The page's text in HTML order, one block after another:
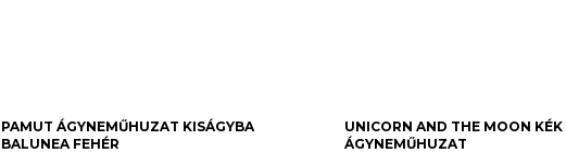
PAMUT ÁGYNEMŰHUZAT KISÁGYBA
BALUNEA FEHÉR
UNICORN AND THE MOON KÉK
ÁGYNEMŰHUZAT